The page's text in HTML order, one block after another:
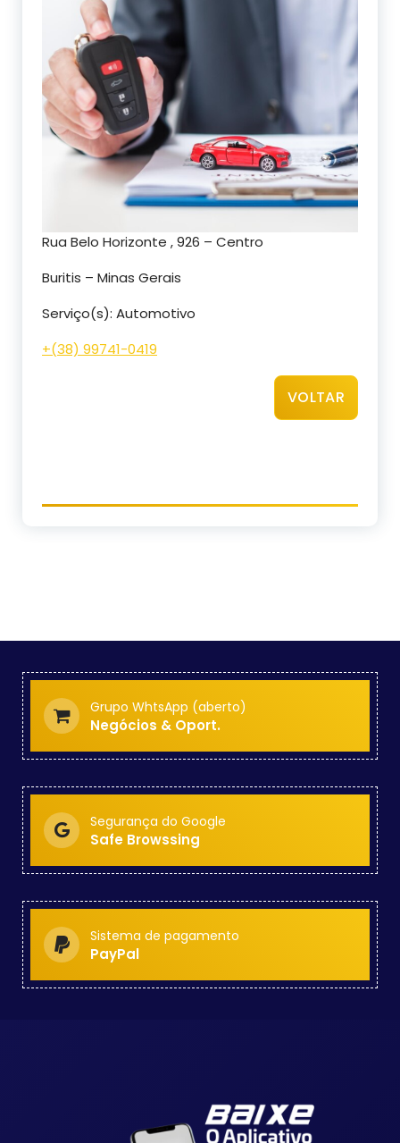
Rua Belo Horizonte , 926 – Centro
Buritis – Minas Gerais
Serviço(s): Automotivo
+(38) 99741-0419
VOLTAR
Grupo WhtsApp (aberto)
Negócios & Oport.
Segurança do Google
Safe Browssing
Sistema de pagamento
PayPal